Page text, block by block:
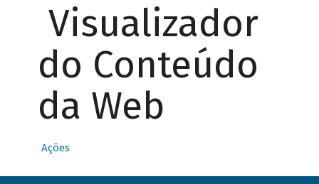
Visualizador
do Conteúdo
da Web
Ações